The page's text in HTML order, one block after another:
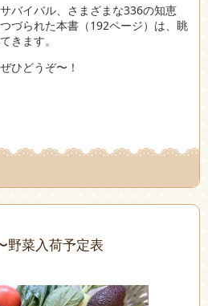
バイバル、さまざまな336の知恵
づられた本書（192ページ）は、眺
きます。
ひどうぞ〜！
野菜入荷予定表